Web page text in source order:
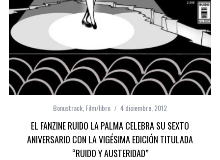
Bonustrack Film/libro 4 diciembre, 2012
EL FANZINE RUIDO LA PALMA CELEBRA SU SEXTO
ANIVERSARIO CON LA VIGÉSIMA EDICIÓN TITULADA
“RUIDO Y AUSTERIDAD”